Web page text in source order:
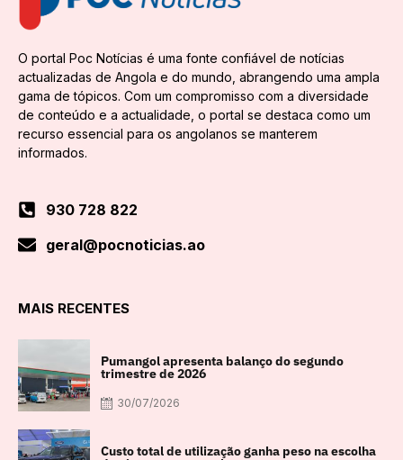
O portal Poc Notícias é uma fonte confiável de notícias
actualizadas de Angola e do mundo, abrangendo uma ampla
gama de tópicos. Com um compromisso com a diversidade
de conteúdo e a actualidade, o portal se destaca como um
recurso essencial para os angolanos se manterem
informados.
930 728 822
geral@pocnoticias.ao
MAIS RECENTES
Pumangol apresenta balanço do segundo
trimestre de 2026
30/07/2026
Custo total de utilização ganha peso na escolha